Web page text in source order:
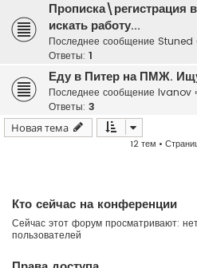
Прописка\регистрация
искать работу...
Последнее сообщение Stuned
Ответы: 1
Еду в Питер на ПМЖ.
Последнее сообщение Ivanov
Ответы: 3
Новая тема
12 тем •
Кто сейчас на конференции
Сейчас этот форум просматривают:
пользователей